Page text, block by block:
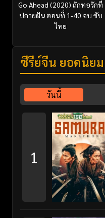
Go Ahead (2020) ถักทอรักที่
ปลายฝัน ตอนที่ 1-40 จบ ซับ
ไทย
ซีรี่ย์จีน ยอดนิยม
วันนี้
1